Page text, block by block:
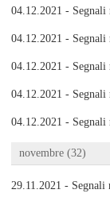
04.12.2021 -
04.12.2021 -
04.12.2021 -
04.12.2021 -
04.12.2021 -
novembre (32)
29.11.2021 -